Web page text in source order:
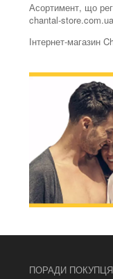
Асортимент, що
chantal-
Інтернет-магазин
ПОРАДИ